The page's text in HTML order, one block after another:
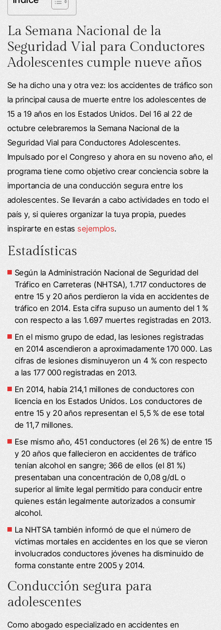
La Semana Nacional de la
Seguridad Vial para Conductores
Adolescentes cumple nueve años
Se ha dicho una y otra vez: los accidentes de tráfico son
la principal causa de muerte entre los adolescentes de
15 a 19 años en los Estados Unidos. Del 16 al 22 de
octubre celebraremos la Semana Nacional de la
Seguridad Vial para Conductores Adolescentes.
Impulsado por el Congreso y ahora en su noveno año, el
programa tiene como objetivo crear conciencia sobre la
importancia de una conducción segura entre los
adolescentes. Se llevarán a cabo actividades en todo el
país y, si quieres organizar la tuya propia, puedes
inspirarte en estassejemplos.
Estadísticas
Según la Administración Nacional de Seguridad del
Tráfico en Carreteras (NHTSA), 1.717 conductores de
entre 15 y 20 años perdieron la vida en accidentes de
tráfico en 2014. Esta cifra supuso un aumento del 1 %
con respecto a las 1.697 muertes registradas en 2013.
En el mismo grupo de edad, las lesiones registradas
en 2014 ascendieron a aproximadamente 170 000. Las
cifras de lesiones disminuyeron un 4 % con respecto
a las 177 000 registradas en 2013.
En 2014, había 214,1 millones de conductores con
licencia en los Estados Unidos. Los conductores de
entre 15 y 20 años representan el 5,5 % de ese total
de 11,7 millones.
Ese mismo año, 451 conductores (el 26 %) de entre 15
y 20 años que fallecieron en accidentes de tráfico
tenían alcohol en sangre; 366 de ellos (el 81 %)
presentaban una concentración de 0,08 g/dL o
superior al límite legal permitido para conducir entre
quienes están legalmente autorizados a consumir
alcohol.
La NHTSA también informó de que el número de
víctimas mortales en accidentes en los que se vieron
involucrados conductores jóvenes ha disminuido de
forma constante entre 2005 y 2014.
Conducción segura para
adolescentes
Como abogado especializado en accidentes en